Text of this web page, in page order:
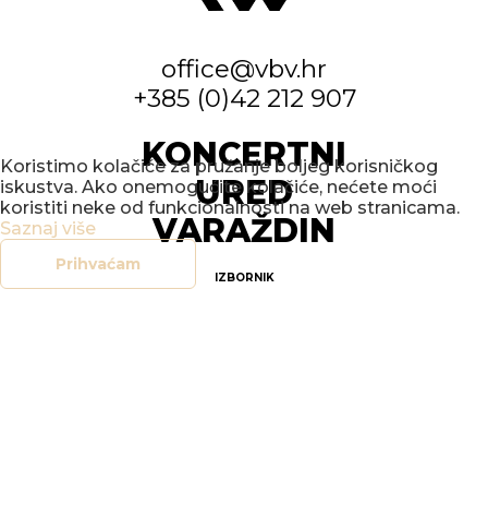
office@vbv.hr
+385 (0)42 212 907
KONCERTNI
URED
VARAŽDIN
IZBORNIK
Koristimo kolačiće za pružanje boljeg korisničkog
iskustva. Ako onemogućite kolačiće, nećete moći
koristiti neke od funkcionalnosti na web stranicama.
Saznaj više
Prihvaćam